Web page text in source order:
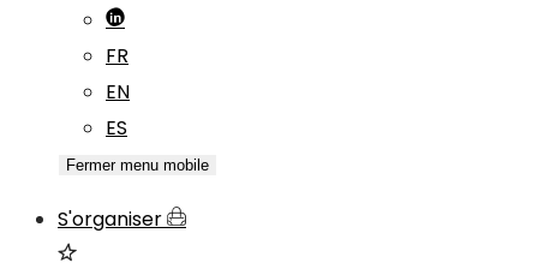
FR
EN
ES
Fermer menu mobile
S'organiser